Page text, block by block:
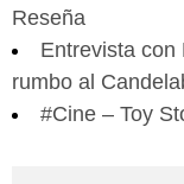
Reseña
Entrevista con
rumbo al
#Cine – Toy